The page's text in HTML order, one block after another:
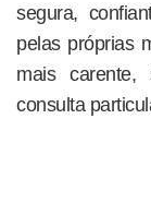
segura,
pelas próprias
mais
consulta